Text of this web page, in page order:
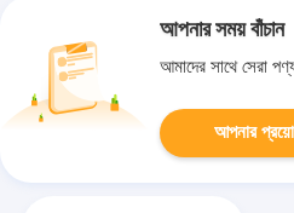
আপনার সময় বাঁচান
আমাদের সাথে সেরা
আপনার